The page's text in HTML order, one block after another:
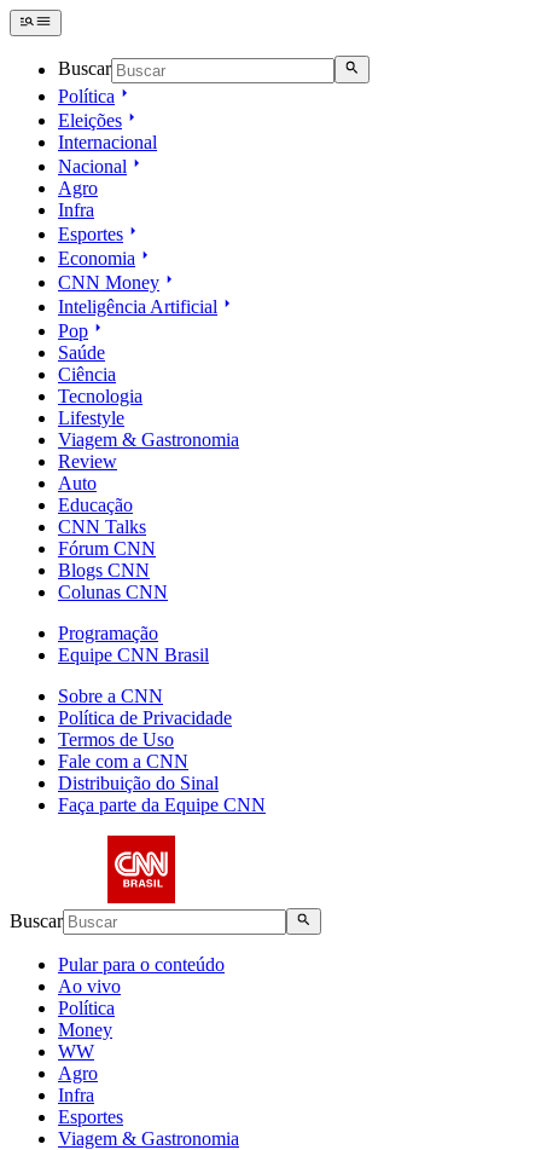
Buscar
Política
Eleições
Internacional
Nacional
Agro
Infra
Esportes
Economia
CNN Money
Inteligência Artificial
Pop
Saúde
Ciência
Tecnologia
Lifestyle
Viagem & Gastronomia
Review
Auto
Educação
CNN Talks
Fórum CNN
Blogs CNN
Colunas CNN
Programação
Equipe CNN Brasil
Sobre a CNN
Política de Privacidade
Termos de Uso
Fale com a CNN
Distribuição do Sinal
Faça parte da Equipe CNN
Buscar
Pular para o conteúdo
Ao vivo
Política
Money
WW
Agro
Infra
Esportes
Viagem & Gastronomia